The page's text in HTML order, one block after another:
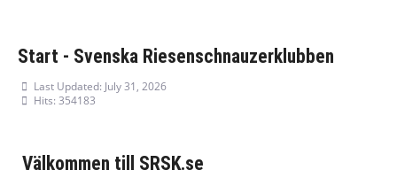
Start - Svenska Riesenschnauzerklubben
Last Updated: July 31, 2026
Hits: 354183
Välkommen till SRSK.se